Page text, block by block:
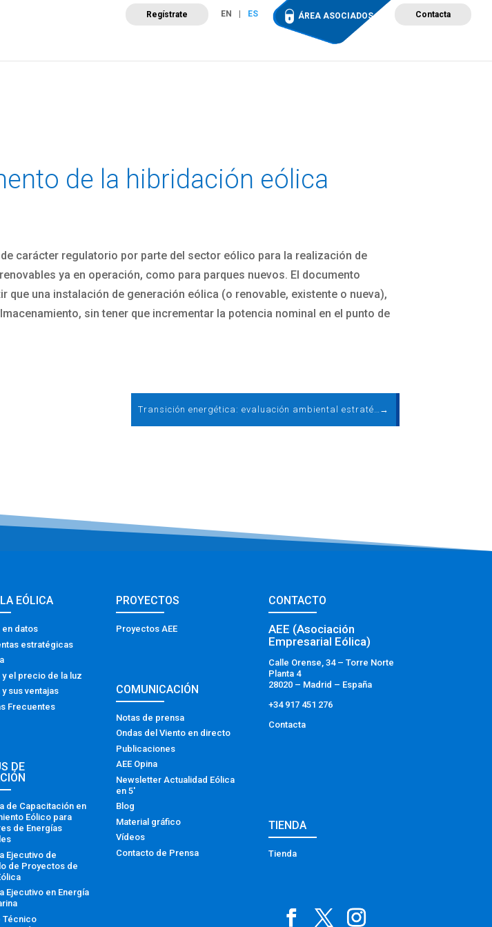
Regístrate EN ES ÁREA ASOCIADOS Contacta
Campus de Formación
de la hibridación eólica
carácter regulatorio por parte del sector eólico para la realización de
ya en operación, como para parques nuevos. El documento
una instalación de generación eólica (o renovable, existente o nueva),
sin tener que incrementar la potencia nominal en el punto de
Transición energética: evaluación ambiental estratégica del PNIEC →
EÓLICA
en datos
estratégicas
y el precio de la luz
sus ventajas
Frecuentes
DE
de Capacitación en
Eólico para
de Energías
Ejecutivo de
de Proyectos de
Ejecutivo en Energía
Técnico
PROYECTOS
Proyectos AEE
COMUNICACIÓN
Notas de prensa
Ondas del Viento en directo
Publicaciones
AEE Opina
Newsletter Actualidad Eólica
en 5′
Blog
Material gráfico
Vídeos
Contacto de Prensa
CONTACTO
AEE (Asociación
Empresarial Eólica)
Calle Orense, 34 – Torre Norte
Planta 4
28020 – Madrid – España
+34 917 451 276
Contacta
TIENDA
Tienda